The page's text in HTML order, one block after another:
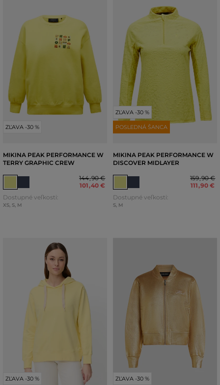
ZĽAVA -30 %
MIKINA PEAK PERFORMANCE W
TERRY GRAPHIC CREW
144,90 €
101,40 €
Dostupné veľkosti:
XS, S, M
ZĽAVA -30 %
POSLEDNÁ ŠANCA
MIKINA PEAK PERFORMANCE W
DISCOVER MIDLAYER
159,90 €
111,90 €
Dostupné veľkosti:
S, M
ZĽAVA -30 % ZĽAVA -30 %